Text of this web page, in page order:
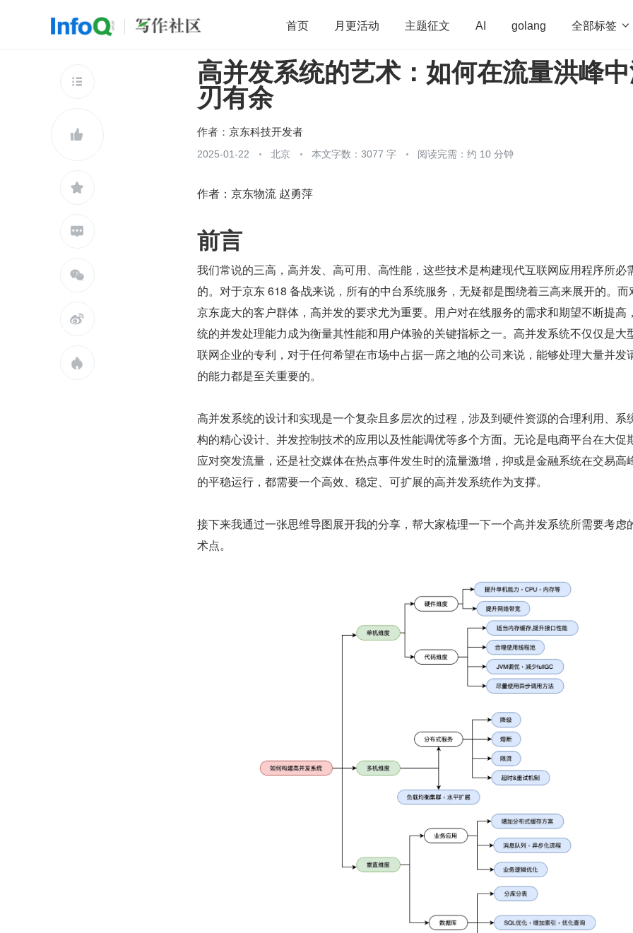
首页 月更活动 主题征文 AI golang 全部标签 
开源 架构 OpenHarmony 算法 学习方法 Web3.0 高
团队管理
查看更多







高并发系统的艺术：如何在流量洪峰
刃有余
作者： 京东科技开发者
2025-01-22 北京 本文字数：3077 字 阅读完需：约 10 分钟
作者：京东物流 赵勇萍
前言
我们常说的三高，高并发、高可用、高性能，这些技术是构建现代互联网应用程序所必
的。对于京东 618 备战来说，所有的中台系统服务，无疑都是围绕着三高来展开的。而
京东庞大的客户群体，高并发的要求尤为重要。用户对在线服务的需求和期望不断提高
统的并发处理能力成为衡量其性能和用户体验的关键指标之一。高并发系统不仅仅是大
联网企业的专利，对于任何希望在市场中占据一席之地的公司来说，能够处理大量并发
的能力都是至关重要的。
高并发系统的设计和实现是一个复杂且多层次的过程，涉及到硬件资源的合理利用、系
构的精心设计、并发控制技术的应用以及性能调优等多个方面。无论是电商平台在大促
应对突发流量，还是社交媒体在热点事件发生时的流量激增，抑或是金融系统在交易高
的平稳运行，都需要一个高效、稳定、可扩展的高并发系统作为支撑。
接下来我通过一张思维导图展开我的分享，帮大家梳理一下一个高并发系统所需要考虑
术点。